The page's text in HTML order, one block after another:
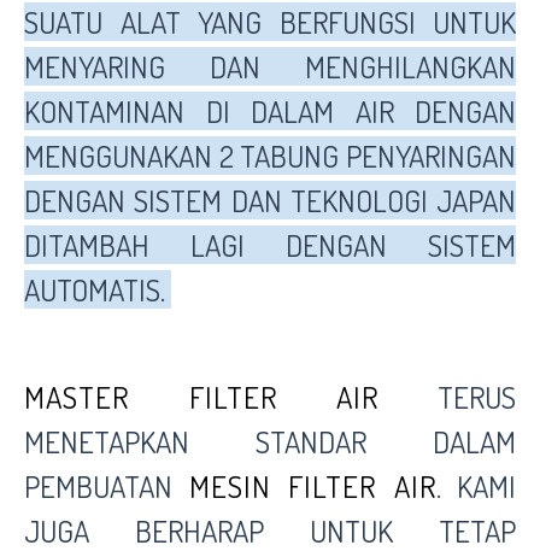
SUATU ALAT YANG BERFUNGSI UNTUK
MENYARING DAN MENGHILANGKAN
KONTAMINAN DI DALAM AIR DENGAN
MENGGUNAKAN 2 TABUNG PENYARINGAN
DENGAN SISTEM DAN TEKNOLOGI JAPAN
DITAMBAH LAGI DENGAN SISTEM
AUTOMATIS.
MASTER FILTER AIR TERUS
MENETAPKAN STANDAR DALAM
PEMBUATAN MESIN FILTER AIR. KAMI
JUGA BERHARAP UNTUK TETAP